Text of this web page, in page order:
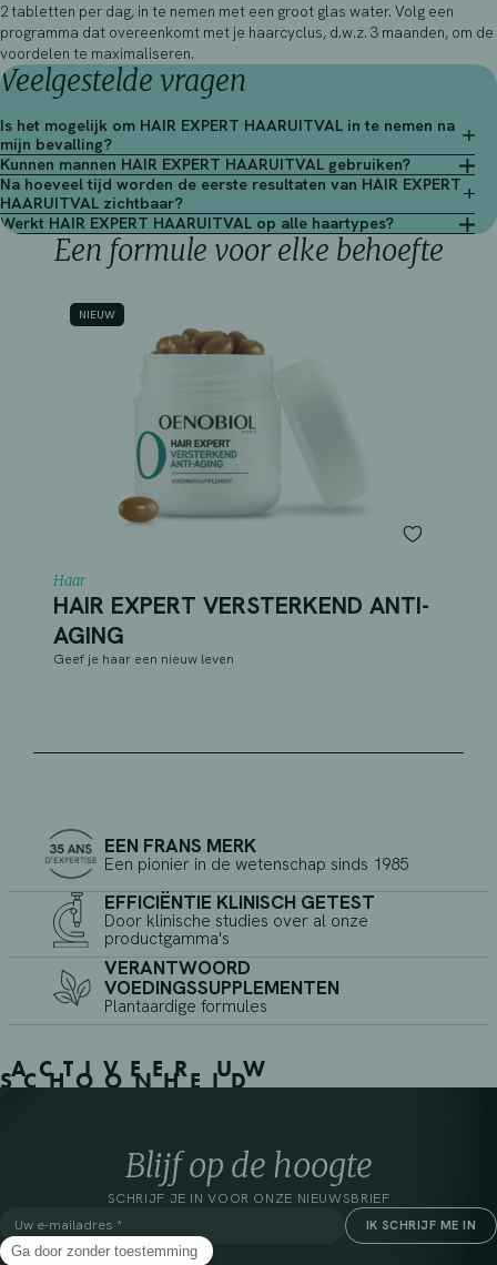
2 tabletten per dag, in te nemen met een groot glas water. Volg een
programma dat overeenkomt met je haarcyclus, d.w.z. 3 maanden, om de
voordelen te maximaliseren.
Veelgestelde vragen
Is het mogelijk om HAIR EXPERT HAARUITVAL in te nemen na
mijn bevalling?
Kunnen mannen HAIR EXPERT HAARUITVAL gebruiken?
Na hoeveel tijd worden de eerste resultaten van HAIR EXPERT
HAARUITVAL zichtbaar?
Werkt HAIR EXPERT HAARUITVAL op alle haartypes?
Een formule voor elke behoefte
NIEUW
Haar
HAIR EXPERT VERSTERKEND ANTI-
AGING
Geef je haar een nieuw leven
EEN FRANS MERK
Een pionier in de wetenschap sinds 1985
EFFICIËNTIE KLINISCH GETEST
Door klinische studies over al onze
productgamma's
VERANTWOORD
VOEDINGSSUPPLEMENTEN
Plantaardige formules
ACTIVEER UW
SCHOONHEID
Blijf op de hoogte
SCHRIJF JE IN VOOR ONZE NIEUWSBRIEF
*Verplichte velden